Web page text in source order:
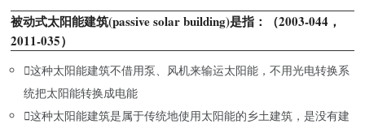
被动式太阳能建筑(passive solar building)是指：（2003-044，
2011-035）
这种太阳能建筑不借用泵、风机来输运太阳能，不用光电转换系
统把太阳能转换成电能
这种太阳能建筑是属于传统地使用太阳能的乡土建筑，是没有建